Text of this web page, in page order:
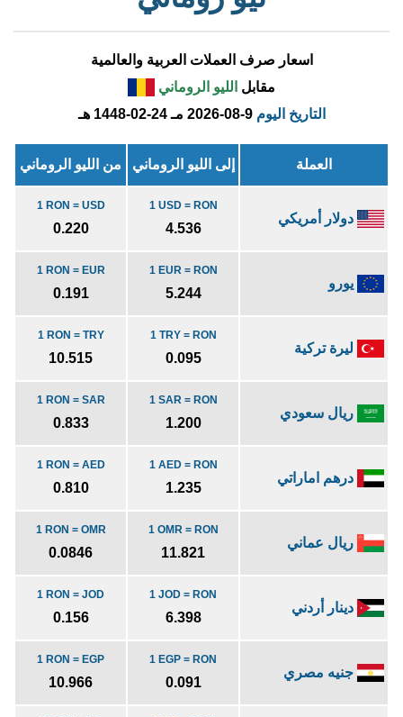
اسعار صرف العملات العربية والعالمية
مقابل الليو الروماني
التاريخ اليوم 2026-08-9 مـ 1448-02-24 هـ
العملة إلى الليو الروماني من الليو الروماني
دولار أمريكي
1 USD = RON
4.536
1 RON = USD
0.220
يورو
1 EUR = RON
5.244
1 RON = EUR
0.191
ليرة تركية
1 TRY = RON
0.095
1 RON = TRY
10.515
ريال سعودي
1 SAR = RON
1.200
1 RON = SAR
0.833
درهم اماراتي
1 AED = RON
1.235
1 RON = AED
0.810
ريال عماني
1 OMR = RON
11.821
1 RON = OMR
0.0846
دينار أردني
1 JOD = RON
6.398
1 RON = JOD
0.156
جنيه مصري
1 EGP = RON
0.091
1 RON = EGP
10.966